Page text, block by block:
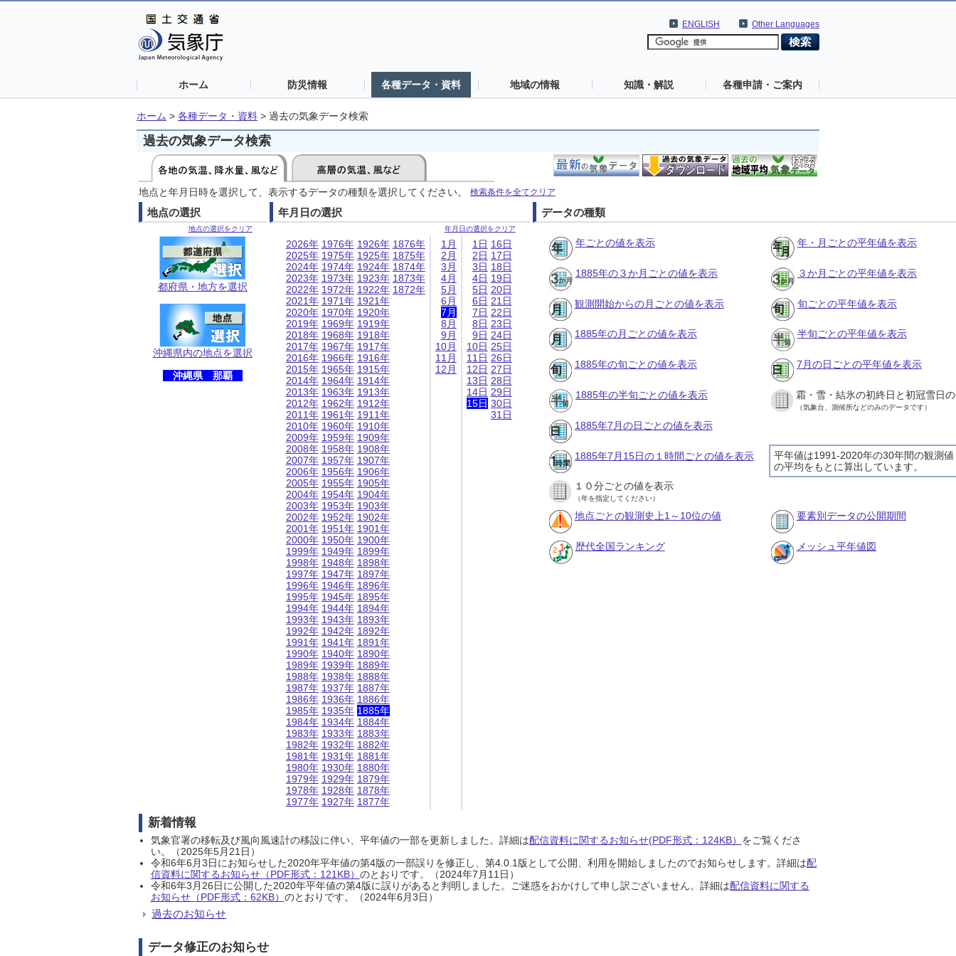
Other Languages
ENGLISH
ホーム 防災情報 各種データ・資料 地域の情報 知識・解説 各種申請・ご案内
ホーム > 各種データ・資料 > 過去の気象データ検索
過去の気象データ検索
地点と年月日時を選択して、表示するデータの種類を選択してください。 検索条件を全てクリア
地点の選択
地点の選択をクリア
都府県・地方を選択
沖縄県内の地点を選択
沖縄県 那覇
年月日の選択
年月日の選択をクリア
2026年
2025年
2024年
2023年
2022年
2021年
2020年
2019年
2018年
2017年
2016年
2015年
2014年
2013年
2012年
2011年
2010年
2009年
2008年
2007年
2006年
2005年
2004年
2003年
2002年
2001年
2000年
1999年
1998年
1997年
1996年
1995年
1994年
1993年
1992年
1991年
1990年
1989年
1988年
1987年
1986年
1985年
1984年
1983年
1982年
1981年
1980年
1979年
1978年
1977年
1976年
1975年
1974年
1973年
1972年
1971年
1970年
1969年
1968年
1967年
1966年
1965年
1964年
1963年
1962年
1961年
1960年
1959年
1958年
1957年
1956年
1955年
1954年
1953年
1952年
1951年
1950年
1949年
1948年
1947年
1946年
1945年
1944年
1943年
1942年
1941年
1940年
1939年
1938年
1937年
1936年
1935年
1934年
1933年
1932年
1931年
1930年
1929年
1928年
1927年
1926年
1925年
1924年
1923年
1922年
1921年
1920年
1919年
1918年
1917年
1916年
1915年
1914年
1913年
1912年
1911年
1910年
1909年
1908年
1907年
1906年
1905年
1904年
1903年
1902年
1901年
1900年
1899年
1898年
1897年
1896年
1895年
1894年
1893年
1892年
1891年
1890年
1889年
1888年
1887年
1886年
1885年
1884年
1883年
1882年
1881年
1880年
1879年
1878年
1877年
1876年
1875年
1874年
1873年
1872年
1月
2月
3月
4月
5月
6月
7月
8月
9月
10月
11月
12月
1日
2日
3日
4日
5日
6日
7日
8日
9日
10日
11日
12日
13日
14日
15日
16日
17日
18日
19日
20日
21日
22日
23日
24日
25日
26日
27日
28日
29日
30日
31日
データの種類
年ごとの値を表示 年・月ごとの平年値を表示
1885年の３か月ごとの値を表示 ３か月ごとの平年値を表示
観測開始からの月ごとの値を表示 旬ごとの平年値を表示
1885年の月ごとの値を表示 半旬ごとの平年値を表示
1885年の旬ごとの値を表示 7月の日ごとの平年値を表示
1885年の半旬ごとの値を表示 霜・雪・結氷の初終日と初冠雪日
（気象台、測候所などのみのデータです）
1885年7月の日ごとの値を表示
平年値は1991-2020年の30年間の観測値
の平均をもとに算出しています。
1885年7月15日の１時間ごとの値を表示
１０分ごとの値を表示
（年を指定してください）
地点ごとの観測史上1～10位の値 要素別データの公開期間
歴代全国ランキング メッシュ平年値図
新着情報
気象官署の移転及び風向風速計の移設に伴い、平年値の一部を更新しました。詳細は配信資料に関するお知らせ(PDF形式：124KB） をご覧くださ
い。（2025年5月21日）
令和6年6月3日にお知らせした2020年平年値の第4版の一部誤りを修正し、第4.0.1版として公開、利用を開始しましたのでお知らせします。詳細は配
信資料に関するお知らせ（PDF形式：121KB） のとおりです。（2024年7月11日）
令和6年3月26日に公開した2020年平年値の第4版に誤りがあると判明しました。ご迷惑をおかけして申し訳ございません。詳細は配信資料に関する
お知らせ（PDF形式：62KB） のとおりです。（2024年6月3日）
過去のお知らせ
データ修正のお知らせ